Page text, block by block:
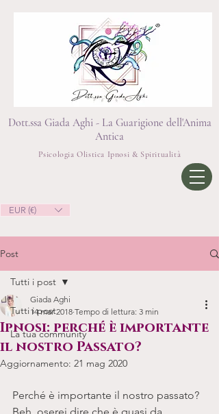
Dott.ssa Giada Aghi - La Guarigione dell'Anima
Antica
Psicologia Olistica Ipnosi & Spiritualità
EUR (€)
Post
Tutti i post
La tua community
Tutti i post
Ipnosi: perché è importante
il nostro Passato?
Giada Aghi
14 mar 2018 Tempo di lettura: 3 min
Aggiornamento: 21 mag 2020
Perché è importante il nostro passato?